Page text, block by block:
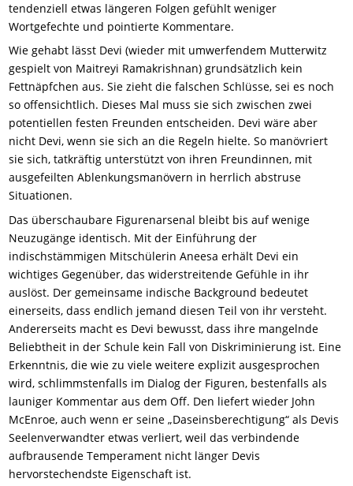
tendenziell etwas längeren Folgen gefühlt weniger
Wortgefechte und pointierte Kommentare.
Wie gehabt lässt Devi (wieder mit umwerfendem Mutterwitz
gespielt von Maitreyi Ramakrishnan) grundsätzlich kein
Fettnäpfchen aus. Sie zieht die falschen Schlüsse, sei es noch
so offensichtlich. Dieses Mal muss sie sich zwischen zwei
potentiellen festen Freunden entscheiden. Devi wäre aber
nicht Devi, wenn sie sich an die Regeln hielte. So manövriert
sie sich, tatkräftig unterstützt von ihren Freundinnen, mit
ausgefeilten Ablenkungsmanövern in herrlich abstruse
Situationen.
Das überschaubare Figurenarsenal bleibt bis auf wenige
Neuzugänge identisch. Mit der Einführung der
indischstämmigen Mitschülerin Aneesa erhält Devi ein
wichtiges Gegenüber, das widerstreitende Gefühle in ihr
auslöst. Der gemeinsame indische Background bedeutet
einerseits, dass endlich jemand diesen Teil von ihr versteht.
Andererseits macht es Devi bewusst, dass ihre mangelnde
Beliebtheit in der Schule kein Fall von Diskriminierung ist. Eine
Erkenntnis, die wie zu viele weitere explizit ausgesprochen
wird, schlimmstenfalls im Dialog der Figuren, bestenfalls als
launiger Kommentar aus dem Off. Den liefert wieder John
McEnroe, auch wenn er seine „Daseinsberechtigung“ als Devis
Seelenverwandter etwas verliert, weil das verbindende
aufbrausende Temperament nicht länger Devis
hervorstechendste Eigenschaft ist.